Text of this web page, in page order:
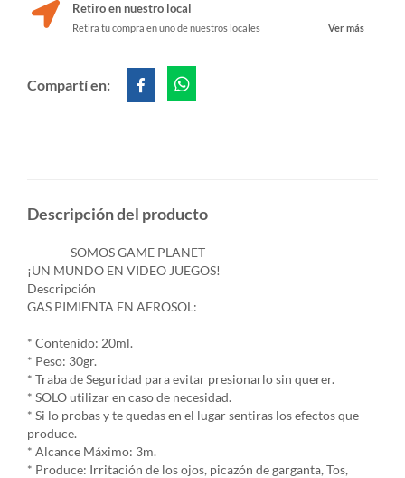
Retiro en nuestro local
Retira tu compra en uno de nuestros locales Ver más
Compartí en:
Descripción del producto
--------- SOMOS GAME PLANET ---------
¡UN MUNDO EN VIDEO JUEGOS!
Descripción
GAS PIMIENTA EN AEROSOL:
* Contenido: 20ml.
* Peso: 30gr.
* Traba de Seguridad para evitar presionarlo sin querer.
* SOLO utilizar en caso de necesidad.
* Si lo probas y te quedas en el lugar sentiras los efectos que
produce.
* Alcance Máximo: 3m.
* Produce: Irritación de los ojos, picazón de garganta, Tos,